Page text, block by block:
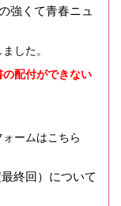
強くて青春ニュ
した。
配付ができない
ームはこちら
終回）について